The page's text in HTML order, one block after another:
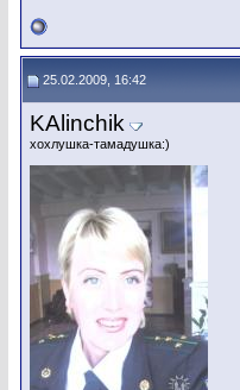
25.02.2009, 16:42
KAlinchik
хохлушка-тамадушка:)